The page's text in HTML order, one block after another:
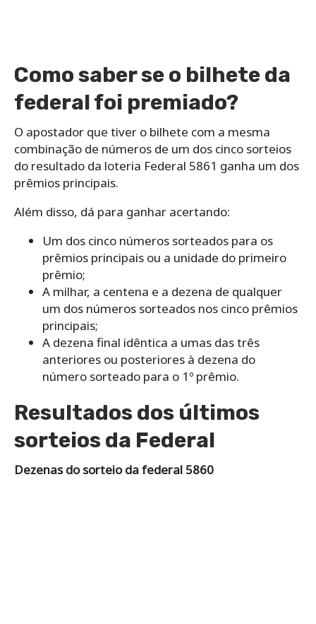
Como saber se o bilhete da
federal foi premiado?
O apostador que tiver o bilhete com a mesma
combinação de números de um dos cinco sorteios
do resultado da loteria Federal 5861 ganha um dos
prêmios principais.
Além disso, dá para ganhar acertando:
Um dos cinco números sorteados para os
prêmios principais ou a unidade do primeiro
prêmio;
A milhar, a centena e a dezena de qualquer
um dos números sorteados nos cinco prêmios
principais;
A dezena final idêntica a umas das três
anteriores ou posteriores à dezena do
número sorteado para o 1º prêmio.
Resultados dos últimos
sorteios da Federal
Dezenas do sorteio da federal 5860